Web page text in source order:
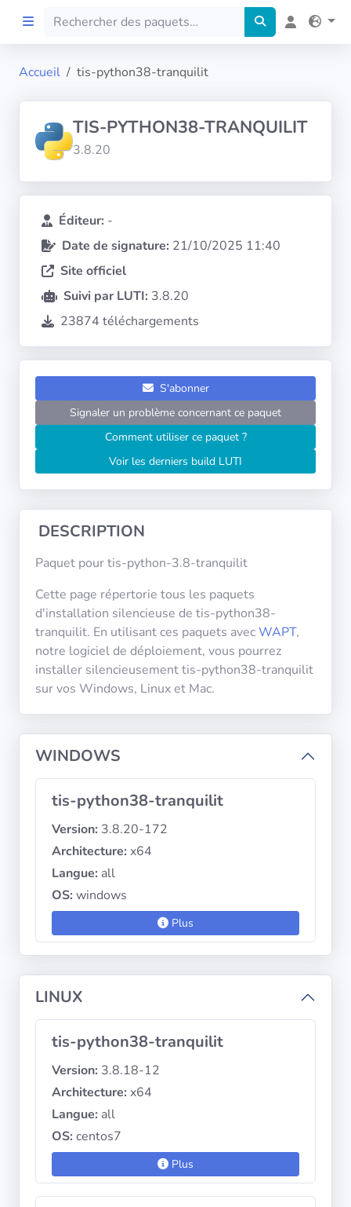
Preprod
À propos
FILTRES
UTILES
Forum
diffusion
Politiques de
confidentialité
2026
Accueil tis-python38-tranquilit
TIS-PYTHON38-TRANQUILIT
3.8.20
Éditeur: -
Date de signature: 21/10/2025 11:40
Site officiel
Suivi par LUTI: 3.8.20
23874 téléchargements
S'abonner
Signaler un problème concernant ce paquet
Comment utiliser ce paquet ?
Voir les derniers build LUTI
DESCRIPTION
Paquet pour tis-python-3.8-tranquilit
Cette page répertorie tous les paquets
d'installation silencieuse de tis-python38-
tranquilit. En utilisant ces paquets avecWAPT,
notre logiciel de déploiement, vous pourrez
installer silencieusement tis-python38-tranquilit
sur vos Windows, Linux et Mac.
WINDOWS
tis-python38-tranquilit
Version: 3.8.20-172
Architecture: x64
Langue: all
OS: windows
Plus
LINUX
tis-python38-tranquilit
Version: 3.8.18-12
Architecture: x64
Langue: all
OS: centos7
Plus